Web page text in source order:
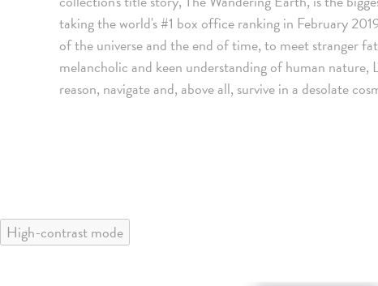
taking the world's #1 box office ranking in February
of the universe and the end of time, to meet stranger
melancholic and keen understanding of human nature,
reason, navigate and, above all, survive in a desolate
High-contrast mode